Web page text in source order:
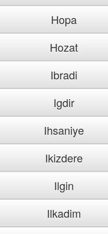
Hopa
Hozat
Ibradi
Igdir
Ihsaniye
Ikizdere
Ilgin
Ilkadim